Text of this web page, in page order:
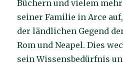
Büchern und vielem
seiner Familie in Arce
der ländlichen Gegend
Rom und Neapel. Dies
sein Wissensbedürfnis